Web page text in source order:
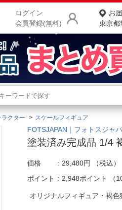
ログイン
会員登録(無料)
お
東京都
商品をさ
ランキング
カテゴリ一
お客様
クター スケールフィギュア
FOTSJAPAN｜フォトスジャ
塗装済み完成品 1/4
価格 29,480円
（税込）
ポイント
2,948ポイント （
オリジナルフィギュア・褐